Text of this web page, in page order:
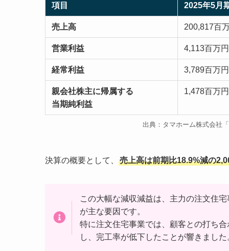
項目 2025年5月
売上高 200,817百
営業利益 4,113百万円
経常利益 3,789百万円
親会社株主に帰属する
当期純利益
1,478百万円
出典：タマホーム株式会社「
決算の概要として、 売上高は前期比18.9%減の
この大幅な減収減益は、主力の注文住
が主な要因です。
特に注文住宅事業では、顧客との打ち
し、完工率が低下したことが響きました